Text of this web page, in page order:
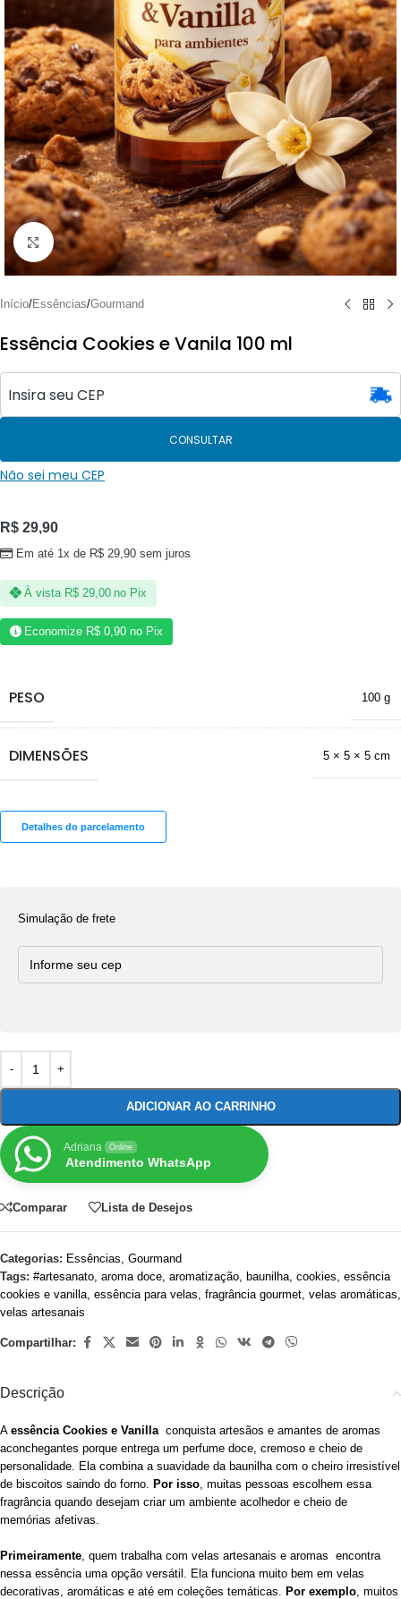
Clique para ampliar
Início/Essências/Gourmand
Essência Cookies e Vanila 100 ml
CONSULTAR
Não sei meu CEP
R$ 29,90
Em até 1x de R$ 29,90 sem juros
À vista R$29,00 no Pix
Economize R$ 0,90 no Pix
PESO 100 g
DIMENSÕES 5 × 5 × 5 cm
Detalhes do parcelamento
Simulação de frete
ADICIONAR AO CARRINHO
Adriana Online
Atendimento WhatsApp
Comparar Lista de Desejos
Categorias: Essências, Gourmand
Tags: #artesanato, aroma doce, aromatização, baunilha, cookies, essência
cookies e vanilla, essência para velas, fragrância gourmet, velas aromáticas,
velas artesanais
Compartilhar:
Descrição
A essência Cookies e Vanilla conquista artesãos e amantes de aromas
aconchegantes porque entrega um perfume doce, cremoso e cheio de
personalidade. Ela combina a suavidade da baunilha com o cheiro irresistível
de biscoitos saindo do forno. Por isso, muitas pessoas escolhem essa
fragrância quando desejam criar um ambiente acolhedor e cheio de
memórias afetivas.
Primeiramente, quem trabalha com velas artesanais e aromas encontra
nessa essência uma opção versátil. Ela funciona muito bem em velas
decorativas, aromáticas e até em coleções temáticas. Por exemplo, muitos